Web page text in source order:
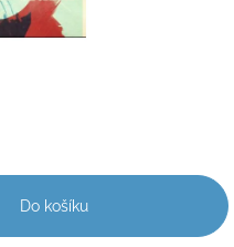
Do košíku